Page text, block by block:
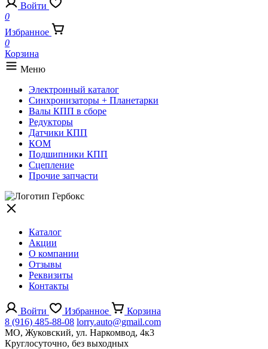
Войти
0
Избранное
0
Корзина
Меню
Электронный каталог
Синхронизаторы + Планетарки
Валы КПП в сборе
Редукторы
Датчики КПП
КОМ
Подшипники КПП
Сцепление
Прочие запчасти
Каталог
Акции
О компании
Отзывы
Реквизиты
Контакты
Войти Избранное
Корзина
8 (916) 485-88-08 lorry.auto@gmail.com
МО, Жуковский, ул. Наркомвод, 4к3
Круглосуточно, без выходных